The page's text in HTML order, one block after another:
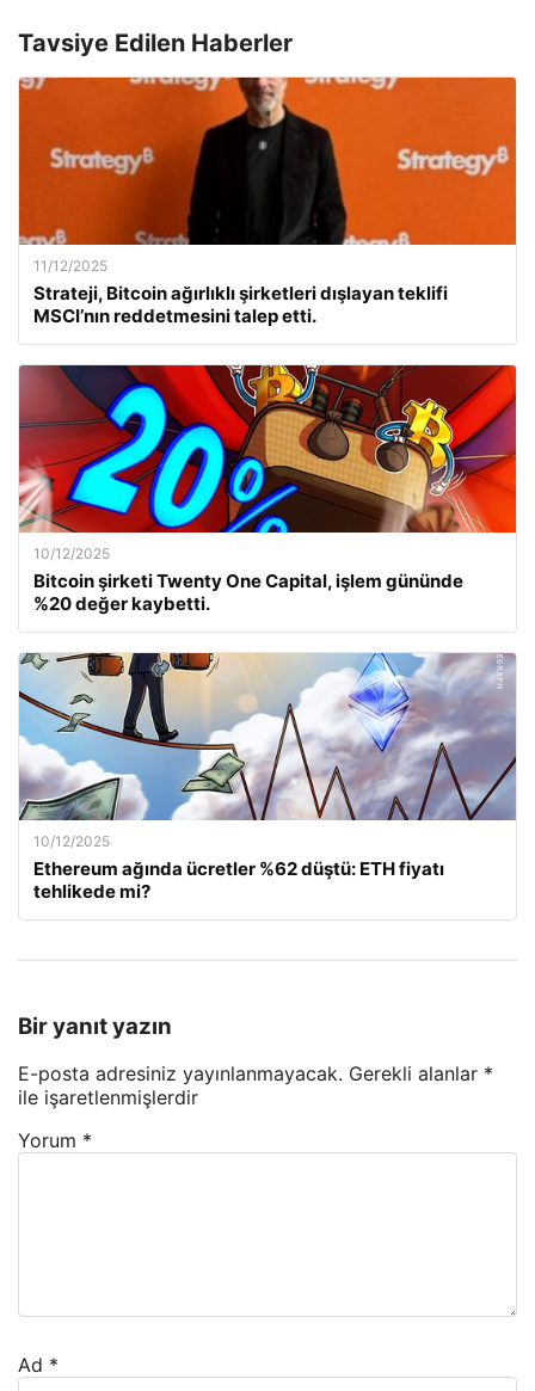
Tavsiye Edilen Haberler
11/12/2025
Strateji, Bitcoin ağırlıklı şirketleri dışlayan teklifi
MSCI’nın reddetmesini talep etti.
10/12/2025
Bitcoin şirketi Twenty One Capital, işlem gününde
%20 değer kaybetti.
10/12/2025
Ethereum ağında ücretler %62 düştü: ETH fiyatı
tehlikede mi?
Bir yanıt yazın
E-posta adresiniz yayınlanmayacak. Gerekli alanlar *
ile işaretlenmişlerdir
Yorum *
Ad *